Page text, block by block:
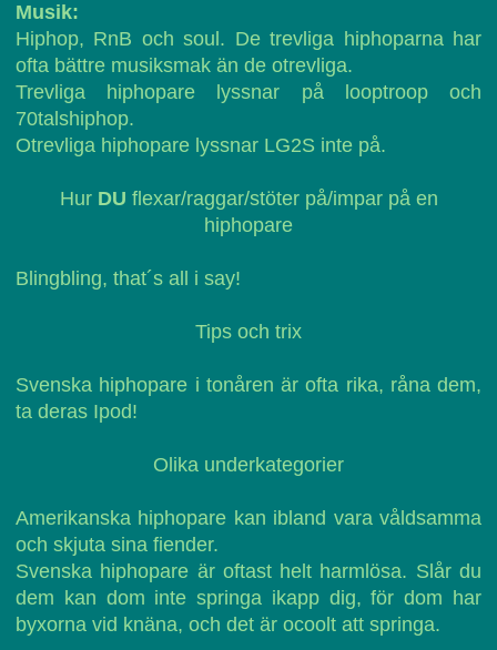
Musik:
Hiphop, RnB och soul. De trevliga hiphoparna har
ofta bättre musiksmak än de otrevliga.
Trevliga hiphopare lyssnar på looptroop och
70talshiphop.
Otrevliga hiphopare lyssnar LG2S inte på.
Hur DU flexar/raggar/stöter på/impar på en
hiphopare
Blingbling, that´s all i say!
Tips och trix
Svenska hiphopare i tonåren är ofta rika, råna dem,
ta deras Ipod!
Olika underkategorier
Amerikanska hiphopare kan ibland vara våldsamma
och skjuta sina fiender.
Svenska hiphopare är oftast helt harmlösa. Slår du
dem kan dom inte springa ikapp dig, för dom har
byxorna vid knäna, och det är ocoolt att springa.